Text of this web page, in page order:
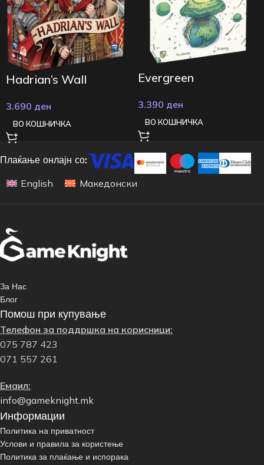
Hadrian’s Wall
3.690 ден
ВО КОШНИЧКА
Evergreen
3.390 ден
ВО КОШНИЧКА
Плаќање онлајн со:
English
Македонски
За Нас
Блог
Помош при купување
Телефон за поддршка на корисници:
075 787 423
071 557 261
Емаил:
info@gameknight.mk
Информации
Политика на приватност
Услови и правила за користење
Политика за плаќање и испорака